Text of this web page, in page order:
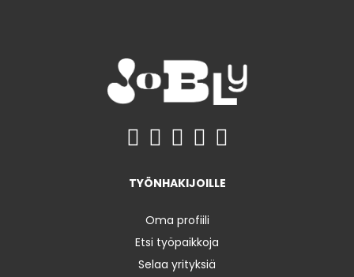
TYÖNHAKIJOILLE
Oma profiili
Etsi työpaikkoja
Selaa yrityksiä